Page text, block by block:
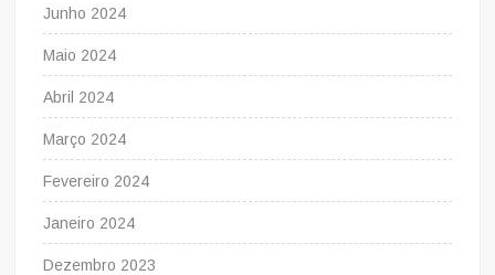
Junho 2024
Maio 2024
Abril 2024
Março 2024
Fevereiro 2024
Janeiro 2024
Dezembro 2023